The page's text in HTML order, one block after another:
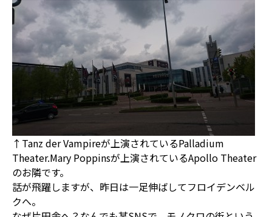
↑Tanz der Vampireが上演されているPalladium
Theater.Mary Poppinsが上演されているApollo Theater
のお隣です。
話が飛躍しますが、昨日は一足伸ばしてフロイデンベル
クへ。